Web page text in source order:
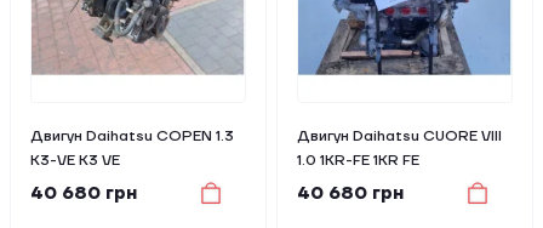
Двигун Daihatsu COPEN 1.3
K3-VE K3 VE
40 680 грн
Двигун Daihatsu CUORE VIII
1.0 1KR-FE 1KR FE
40 680 грн